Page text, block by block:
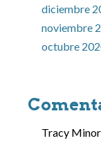
diciembre
noviembre
octubre
Tracy Minor